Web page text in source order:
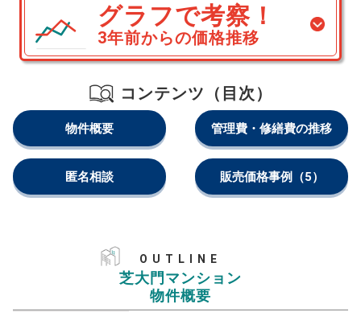
グラフで考察！
3年前からの価格推移
コンテンツ（目次）
物件概要 管理費・修繕費の推移
匿名相談 販売価格事例 （5）
OUTLINE
芝大門マンション
物件概要